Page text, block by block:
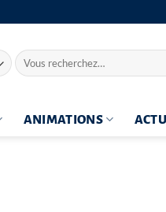
Recherche
pour :
ANIMATIONS